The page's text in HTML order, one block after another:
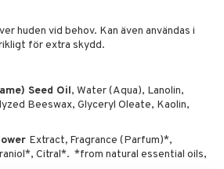
huden vid behov. Kan även användas i
för extra skydd.
Seed Oil, Water (Aqua), Lanolin,
Beeswax, Glyceryl Oleate, Kaolin,
Extract, Fragrance (Parfum)*,
Citral*. *from natural essential oils,